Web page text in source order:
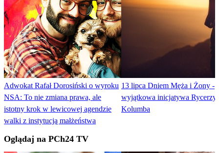
Adwokat Rafał Dorosiński o wyroku
NSA: To nie zmiana prawa, ale
istotny krok w lewicowej agendzie
walki z instytucją małżeństwa
13 lipca Dniem Męża i Żony -
wyjątkowa inicjatywa Rycerzy
Kolumba
Oglądaj na PCh24 TV